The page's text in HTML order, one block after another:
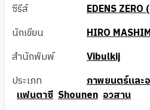
ซีรีส์
EDENS ZERO
นักเขียน
HIRO
สำนักพิมพ์
Vibulkij
ประเภท
ภาพยนตร์และ
แฟนตาซี Shounen อวสาน